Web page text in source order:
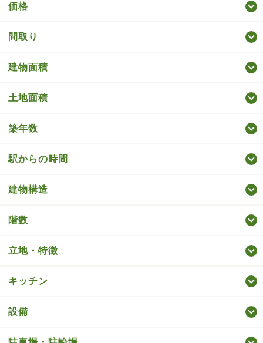
価格
間取り
建物面積
土地面積
築年数
駅からの時間
建物構造
階数
立地・特徴
キッチン
設備